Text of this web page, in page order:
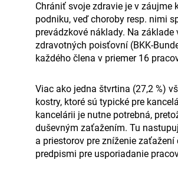
Chrániť svoje zdravie je v
podniku, veď choroby resp. nimi
prevádzkové náklady. Na
zdravotných poisťovní (BKK-
každého člena v priemer 16
Viac ako jedna štvrtina (27,2 %)
kostry, ktoré sú typické pre
kancelárii je nutne potrebná,
duševným zaťažením. Tu
a priestorov pre zníženie
predpismi pre usporiadanie